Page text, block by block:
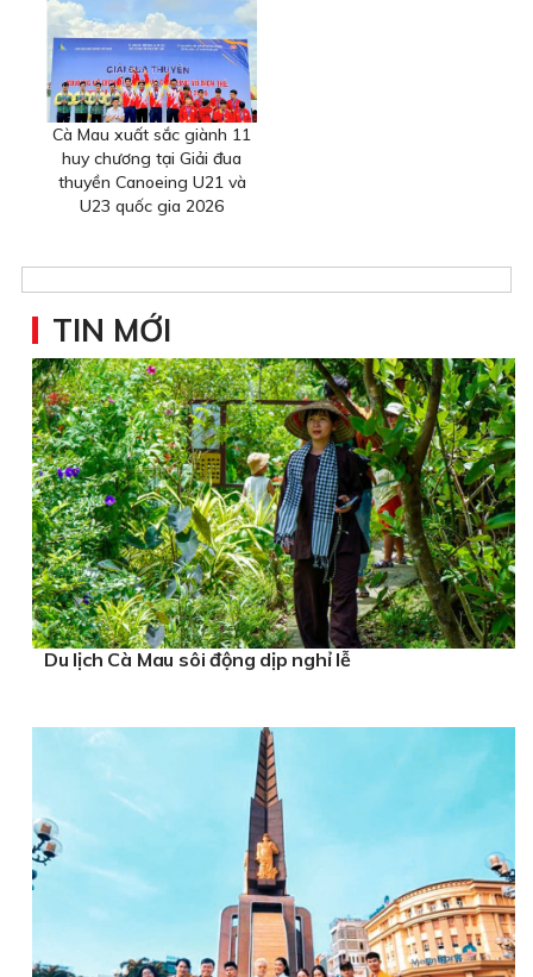
Cà Mau xuất sắc giành 11
huy chương tại Giải đua
thuyền Canoeing U21 và
U23 quốc gia 2026
TIN MỚI
Du lịch Cà Mau sôi động dịp nghỉ lễ